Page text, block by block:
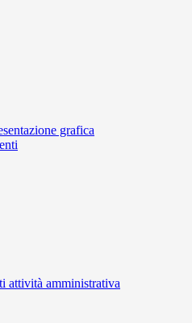
grafica
attività amministrativa